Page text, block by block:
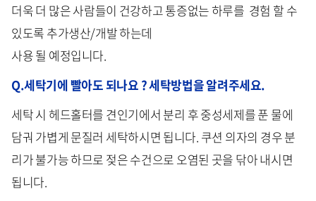
더욱 더 많은 사람들이 건강하고 통증없는 하루를 경험 할 수
있도록 추가생산/개발 하는데
사용 될 예정입니다.
Q.세탁기에 빨아도 되나요 ? 세탁방법을 알려주세요.
세탁 시 헤드홀터를 견인기에서 분리 후 중성세제를 푼 물에
담궈 가볍게 문질러 세탁하시면 됩니다. 쿠션 의자의 경우 분
리가 불가능 하므로 젖은 수건으로 오염된 곳을 닦아 내시면
됩니다.